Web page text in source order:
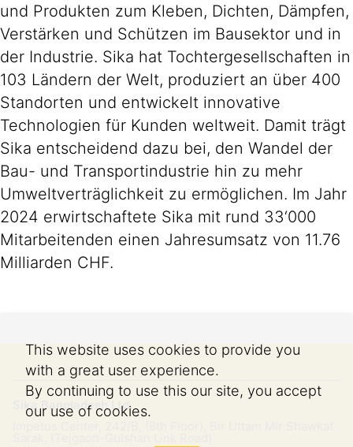
und Produkten zum Kleben, Dichten, Dämpfen,
Verstärken und Schützen im Bausektor und in
der Industrie. Sika hat Tochtergesellschaften in
103 Ländern der Welt, produziert an über 400
Standorten und entwickelt innovative
Technologien für Kunden weltweit. Damit trägt
Sika entscheidend dazu bei, den Wandel der
Bau- und Transportindustrie hin zu mehr
Umweltverträglichkeit zu ermöglichen. Im Jahr
2024 erwirtschaftete Sika mit rund 33‘000
Mitarbeitenden einen Jahresumsatz von 11.76
Milliarden CHF.
Sika Bangladesh Ltd.
This website uses cookies to provide you
with a great user experience.
By continuing to use this our site, you accept
our use of cookies.